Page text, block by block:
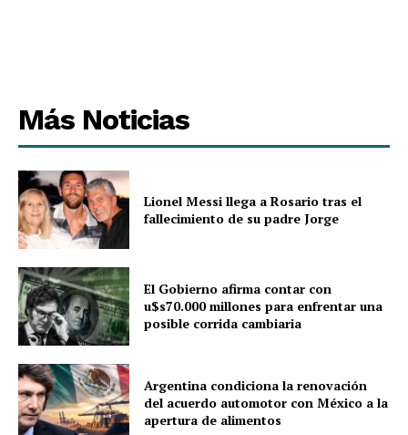
Más Noticias
Lionel Messi llega a Rosario tras el
fallecimiento de su padre Jorge
El Gobierno afirma contar con
u$s70.000 millones para enfrentar una
posible corrida cambiaria
Argentina condiciona la renovación
del acuerdo automotor con México a la
apertura de alimentos